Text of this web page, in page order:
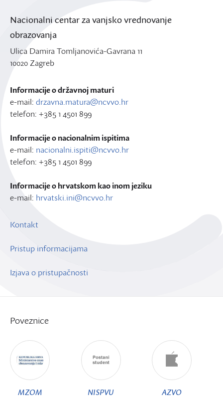
Nacionalni centar za vanjsko vrednovanje
obrazovanja
Ulica Damira Tomljanovića-Gavrana 11
10020 Zagreb
Informacije o državnoj maturi
e-mail: drzavna.matura@ncvvo.hr
telefon: +385 1 4501 899
Informacije o nacionalnim ispitima
e-mail: nacionalni.ispiti@ncvvo.hr
telefon: +385 1 4501 899
Informacije o hrvatskom kao inom jeziku
e-mail: hrvatski.ini@ncvvo.hr
Kontakt
Pristup informacijama
Izjava o pristupačnosti
Poveznice
MZOM NISPVU AZVO